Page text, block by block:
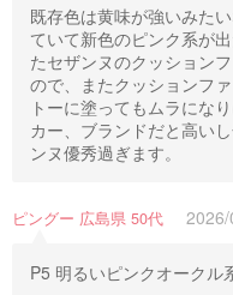
既存色は黄味が強いみた
ていて新色のピンク系が
たセザンヌのクッション
ので、またクッションフ
トーに塗ってもムラにな
カー、ブランドだと高い
ンヌ優秀過ぎます。
ピングー 広島県 50代
P5 明るいピンクオークル